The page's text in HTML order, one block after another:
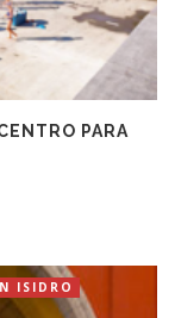
PARA
ISIDRO